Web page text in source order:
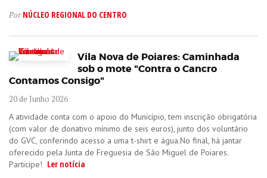
PorNÚCLEO REGIONAL DO CENTRO
Vila Nova de Poiares: Caminhada
sob o mote "Contra o Cancro
Contamos Consigo"
20 de Junho 2026
A atividade conta com o apoio do Município, tem inscrição obrigatória
(com valor de donativo mínimo de seis euros), junto dos voluntário
do GVC, conferindo acesso a uma t-shirt e água.No final, há jantar
oferecido pela Junta de Freguesia de São Miguel de Poiares.
Participe! Ler notícia